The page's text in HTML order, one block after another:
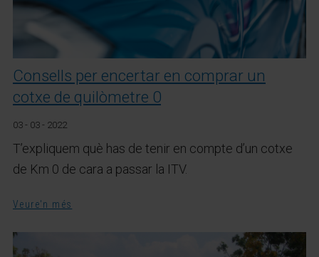
Consells per encertar en comprar un
cotxe de quilòmetre 0
03 - 03 - 2022
T’expliquem què has de tenir en compte d’un cotxe
de Km 0 de cara a passar la ITV.
Veure'n més